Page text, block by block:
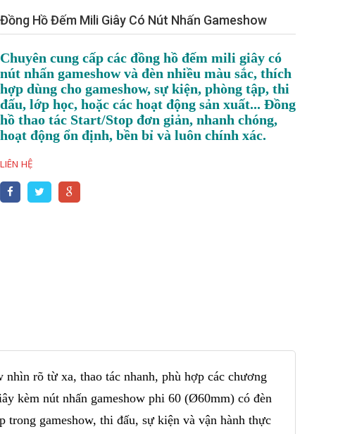
Đồng Hồ Đếm Mili Giây Có Nút Nhấn Gameshow
Chuyên cung cấp các đồng hồ đếm mili giây có
nút nhấn gameshow và đèn nhiều màu sắc, thích
hợp dùng cho gameshow, sự kiện, phòng tập, thi
đấu, lớp học, hoặc các hoạt động sản xuất... Đồng
hồ thao tác Start/Stop đơn giản, nhanh chóng,
hoạt động ổn định, bền bỉ và luôn chính xác.
LIÊN HỆ
rõ từ xa, thao tác nhanh, phù hợp các chương
kèm nút nhấn gameshow phi 60 (Ø60mm) có đèn
gameshow, thi đấu, sự kiện và vận hành thực